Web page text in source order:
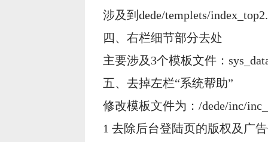
涉及到dede/templets/
四、右栏细节部分去处
主要涉及3个模板文件：
五、去掉左栏“系统帮助”
修改模板文件为：/dede/inc/
1 去除后台登陆页的版权及广